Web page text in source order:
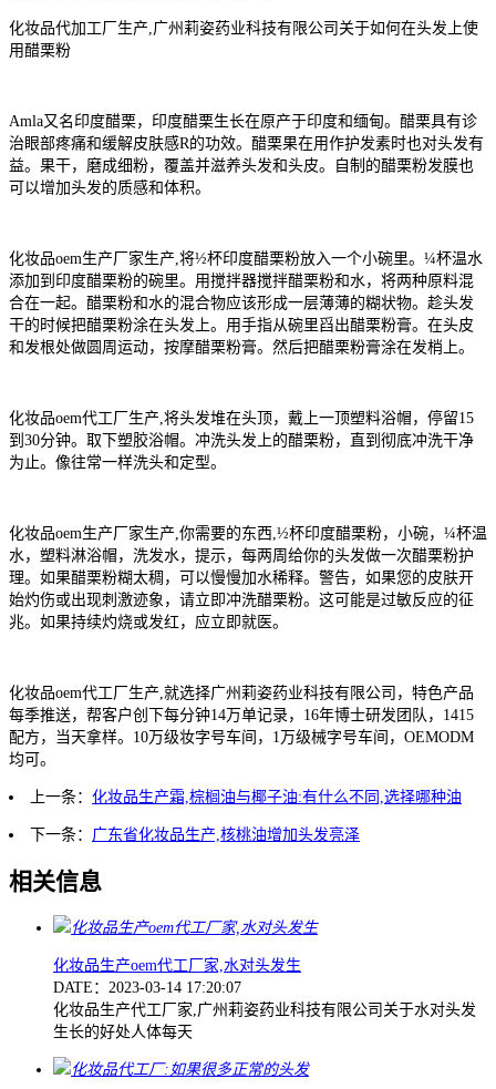
化妆品代加工厂生产,广州莉姿药业科技有限公司关于如何在头发上使
用醋栗粉
Amla又名印度醋栗，印度醋栗生长在原产于印度和缅甸。醋栗具有诊
治眼部疼痛和缓解皮肤感R的功效。醋栗果在用作护发素时也对头发有
益。果干，磨成细粉，覆盖并滋养头发和头皮。自制的醋栗粉发膜也
可以增加头发的质感和体积。
化妆品oem生产厂家生产,将½杯印度醋栗粉放入一个小碗里。¼杯温水
添加到印度醋栗粉的碗里。用搅拌器搅拌醋栗粉和水，将两种原料混
合在一起。醋栗粉和水的混合物应该形成一层薄薄的糊状物。趁头发
干的时候把醋栗粉涂在头发上。用手指从碗里舀出醋栗粉膏。在头皮
和发根处做圆周运动，按摩醋栗粉膏。然后把醋栗粉膏涂在发梢上。
化妆品oem代工厂生产,将头发堆在头顶，戴上一顶塑料浴帽，停留15
到30分钟。取下塑胶浴帽。冲洗头发上的醋栗粉，直到彻底冲洗干净
为止。像往常一样洗头和定型。
化妆品oem生产厂家生产,你需要的东西,½杯印度醋栗粉，小碗，¼杯温
水，塑料淋浴帽，洗发水，提示，每两周给你的头发做一次醋栗粉护
理。如果醋栗粉糊太稠，可以慢慢加水稀释。警告，如果您的皮肤开
始灼伤或出现刺激迹象，请立即冲洗醋栗粉。这可能是过敏反应的征
兆。如果持续灼烧或发红，应立即就医。
化妆品oem代工厂生产,就选择广州莉姿药业科技有限公司，特色产品
每季推送，帮客户创下每分钟14万单记录，16年博士研发团队，1415
配方，当天拿样。10万级妆字号车间，1万级械字号车间，OEMODM
均可。
上一条： 化妆品生产霜,棕榈油与椰子油:有什么不同,选择哪种油
下一条： 广东省化妆品生产,核桃油增加头发亮泽
相关信息
化妆品生产oem代工厂家,水对头发生
DATE：2023-03-14 17:20:07
化妆品生产代工厂家,广州莉姿药业科技有限公司关于水对头发
生长的好处人体每天